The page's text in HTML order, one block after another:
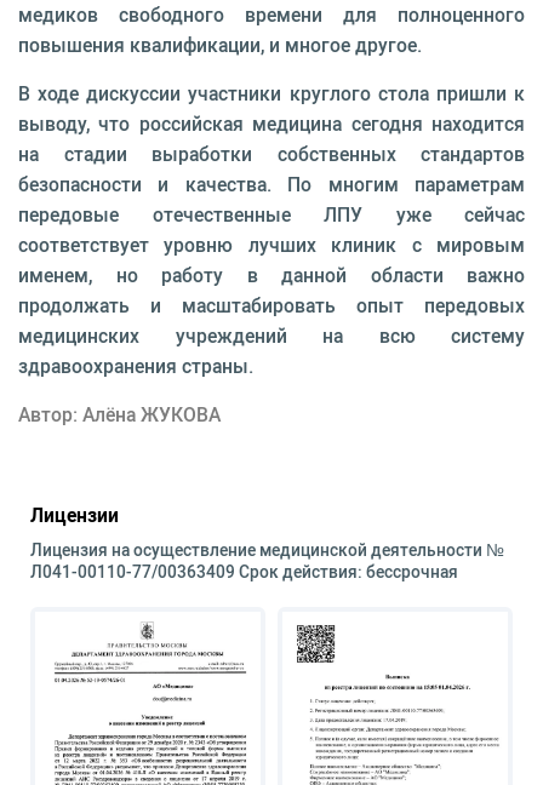
медиков свободного времени для полноценного
повышения квалификации, и многое другое.
В ходе дискуссии участники круглого стола пришли к
выводу, что российская медицина сегодня находится
на стадии выработки собственных стандартов
безопасности и качества. По многим параметрам
передовые отечественные ЛПУ уже сейчас
соответствует уровню лучших клиник с мировым
именем, но работу в данной области важно
продолжать и масштабировать опыт передовых
медицинских учреждений на всю систему
здравоохранения страны.
Автор: Алёна ЖУКОВА
Лицензии
Лицензия на осуществление медицинской деятельности №
Л041-00110-77/00363409 Срок действия: бессрочная